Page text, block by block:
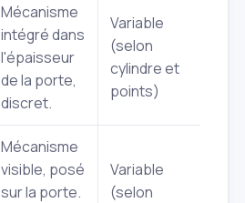
Mécanisme
intégré dans
l'épaisseur
de la porte,
discret.
Variable
(selon
cylindre et
points)
Mécanisme
visible, posé
sur la porte.
Variable
(selon